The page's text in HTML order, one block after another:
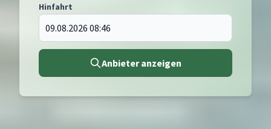
Hinfahrt
Anbieter anzeigen